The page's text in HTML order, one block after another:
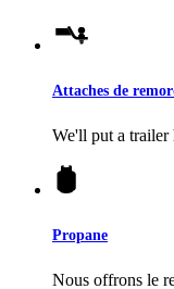
Attaches de
We'll put a
Propane
Nous offrons le